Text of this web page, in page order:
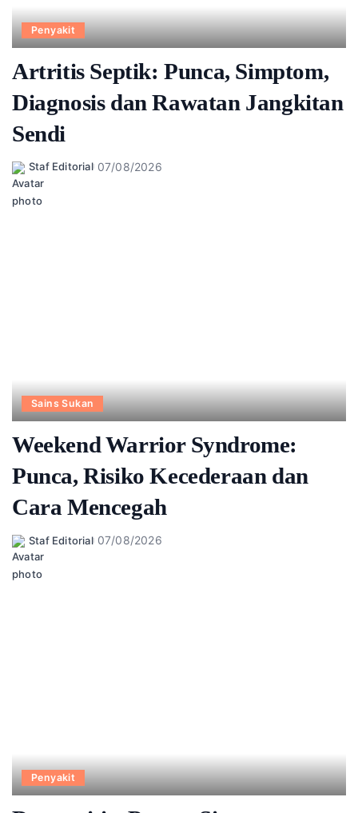
Penyakit
Artritis Septik: Punca, Simptom,
Diagnosis dan Rawatan Jangkitan
Sendi
Posted
Staf Editorial 07/08/2026
Sains Sukan
Weekend Warrior Syndrome:
Punca, Risiko Kecederaan dan
Cara Mencegah
Posted
Staf Editorial 07/08/2026
Penyakit